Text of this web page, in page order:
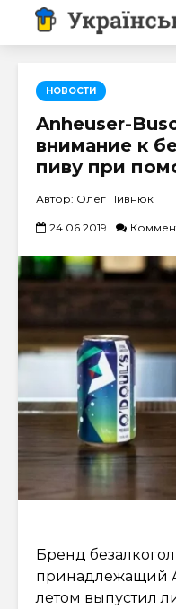
НОВОСТИ
Anheuser-
внимание к
пиву при
Автор: Олег Пивнюк
24.06.2019
Бренд
принадлежащий
летом выпустил